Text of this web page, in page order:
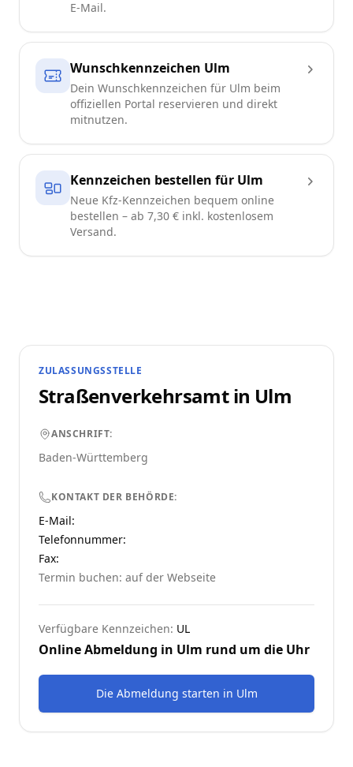
E-Mail.
Wunschkennzeichen Ulm
Dein Wunschkennzeichen für Ulm beim
offiziellen Portal reservieren und direkt
mitnutzen.
Kennzeichen bestellen für Ulm
Neue Kfz-Kennzeichen bequem online
bestellen – ab 7,30 € inkl. kostenlosem
Versand.
ZULASSUNGSSTELLE
Straßenverkehrsamt in Ulm
ANSCHRIFT:
Baden-Württemberg
KONTAKT DER BEHÖRDE:
E-Mail:
Telefonnummer:
Fax:
Termin buchen: auf der Webseite
Verfügbare Kennzeichen: UL
Online Abmeldung in Ulm rund um die Uhr
Die Abmeldung starten in Ulm